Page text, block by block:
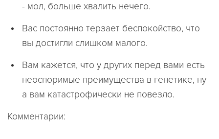
- мол, больше хвалить нечего.
Вас постоянно терзает беспокойство, что
вы достигли слишком малого.
Вам кажется, что у других перед вами есть
неоспоримые преимущества в генетике, ну
а вам катастрофически не повезло.
Комментарии: